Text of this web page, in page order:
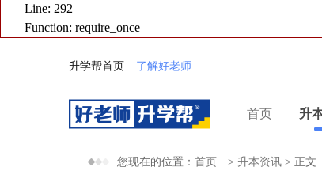
Line: 292
Function: require_once
升学帮首页 了解好老师
首页 升
您现在的位置： 首页 > 升本资讯 > 正文